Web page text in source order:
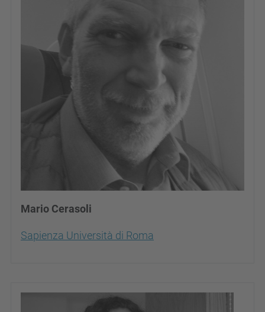
Mario Cerasoli
Sapienza Università di Roma